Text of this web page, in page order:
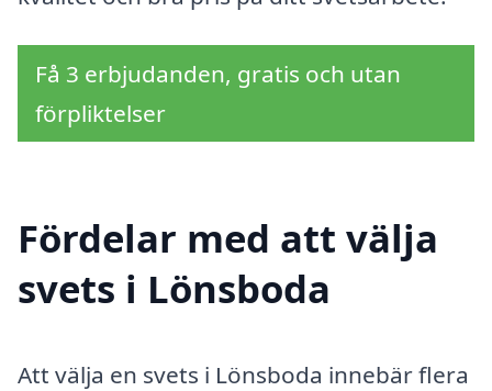
Få 3 erbjudanden, gratis och utan
förpliktelser
Fördelar med att välja
svets i Lönsboda
Att välja en svets i Lönsboda innebär flera